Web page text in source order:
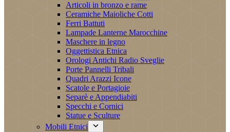
Articoli in bronzo e rame
Ceramiche Maioliche Cotti
Ferri Battuti
Lampade Lanterne Marocchine
Maschere in legno
Oggettistica Etnica
Orologi Antichi Radio Sveglie
Porte Pannelli Tribali
Quadri Arazzi Icone
Scatole e Portagioie
Separè e Appendiabiti
Specchi e Cornici
Statue e Sculture
Mobili Etnici